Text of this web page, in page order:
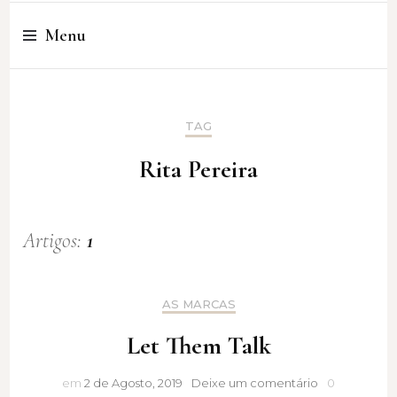
Cristina Amaro
Menu
TAG
Rita Pereira
Artigos:1
AS MARCAS
Let Them Talk
em 2 de Agosto, 2019 Deixe um comentário Let
0